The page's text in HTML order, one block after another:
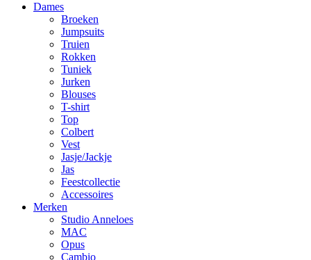
Dames
Broeken
Jumpsuits
Truien
Rokken
Tuniek
Jurken
Blouses
T-shirt
Top
Colbert
Vest
Jasje/Jackje
Jas
Feestcollectie
Accessoires
Merken
Studio Anneloes
MAC
Opus
Cambio